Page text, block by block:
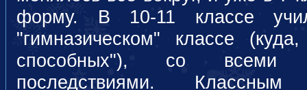
форму. В 10-11 классе
"гимназическом" классе
способных"), со всеми
последствиями.